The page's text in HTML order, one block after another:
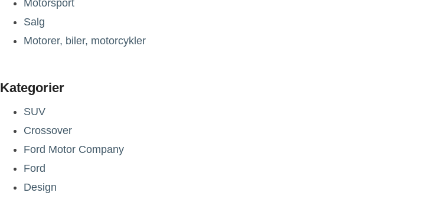
Motorsport
Salg
Motorer, biler, motorcykler
Kategorier
SUV
Crossover
Ford Motor Company
Ford
Design